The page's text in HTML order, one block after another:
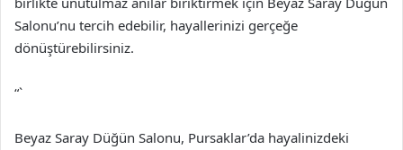
Salonu’nu tercih edebilir, hayallerinizi gerçeğe
dönüştürebilirsiniz.
“`
Beyaz Saray Düğün Salonu, Pursaklar’da hayalinizdeki